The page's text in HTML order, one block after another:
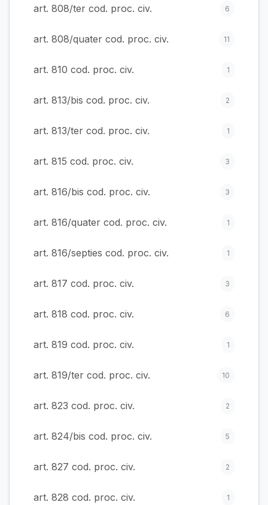
art. 808/ter cod. proc. civ. 6
art. 808/quater cod. proc. civ. 11
art. 810 cod. proc. civ. 1
art. 813/bis cod. proc. civ. 2
art. 813/ter cod. proc. civ. 1
art. 815 cod. proc. civ. 3
art. 816/bis cod. proc. civ. 3
art. 816/quater cod. proc. civ. 1
art. 816/septies cod. proc. civ. 1
art. 817 cod. proc. civ. 3
art. 818 cod. proc. civ. 6
art. 819 cod. proc. civ. 1
art. 819/ter cod. proc. civ. 10
art. 823 cod. proc. civ. 2
art. 824/bis cod. proc. civ. 5
art. 827 cod. proc. civ. 2
art. 828 cod. proc. civ. 1